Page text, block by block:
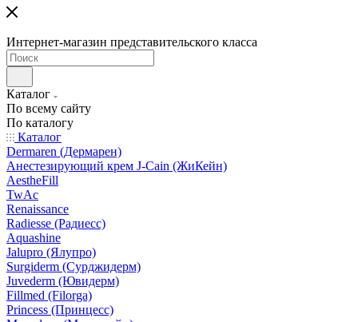
Интернет-магазин представительского класса
Каталог
По всему сайту
По каталогу
Каталог
Dermaren (Дермарен)
Анестезирующий крем J-Cain (ЖиКейн)
AestheFill
TwAc
Renaissance
Radiesse (Радиесс)
Aquashine
Jalupro (Ялупро)
Surgiderm (Сурджидерм)
Juvederm (Ювидерм)
Fillmed (Filorga)
Princess (Принцесс)